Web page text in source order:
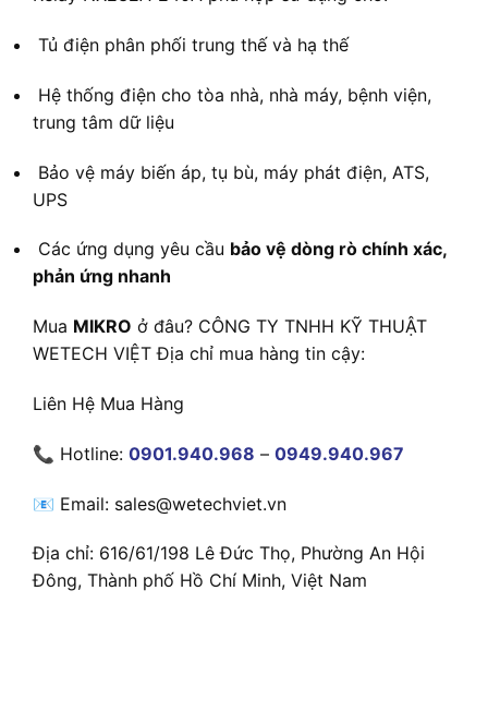
Tủ điện phân phối trung thế và hạ thế
Hệ thống điện cho tòa nhà, nhà máy, bệnh viện,
trung tâm dữ liệu
Bảo vệ máy biến áp, tụ bù, máy phát điện, ATS,
UPS
Các ứng dụng yêu cầu bảo vệ dòng rò chính xác,
phản ứng nhanh
Mua MIKRO ở đâu? CÔNG TY TNHH KỸ THUẬT
WETECH VIỆT Địa chỉ mua hàng tin cậy:
Liên Hệ Mua Hàng
📞 Hotline: 0901.940.968 – 0949.940.967
📧 Email: sales@wetechviet.vn
Địa chỉ: 616/61/198 Lê Đức Thọ, Phường An Hội
Đông, Thành phố Hồ Chí Minh, Việt Nam